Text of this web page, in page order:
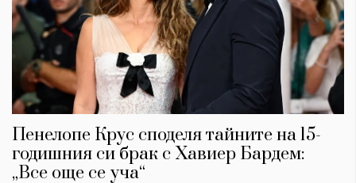
Пенелопе Крус споделя тайните на 15-
годишния си брак с Хавиер Бардем:
„Все още се уча“